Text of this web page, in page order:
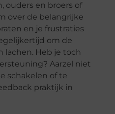
ouders en broers of
over de belangrijke
en je frustraties
om de
lachen. Heb je toch
Aarzel niet
schakelen of te
praktijk in